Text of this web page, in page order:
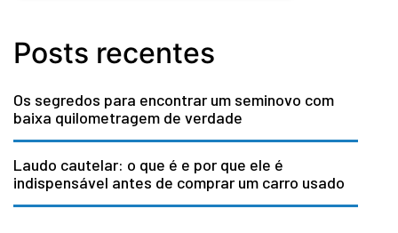
Posts recentes
Os segredos para encontrar um seminovo com
baixa quilometragem de verdade
Laudo cautelar: o que é e por que ele é
indispensável antes de comprar um carro usado